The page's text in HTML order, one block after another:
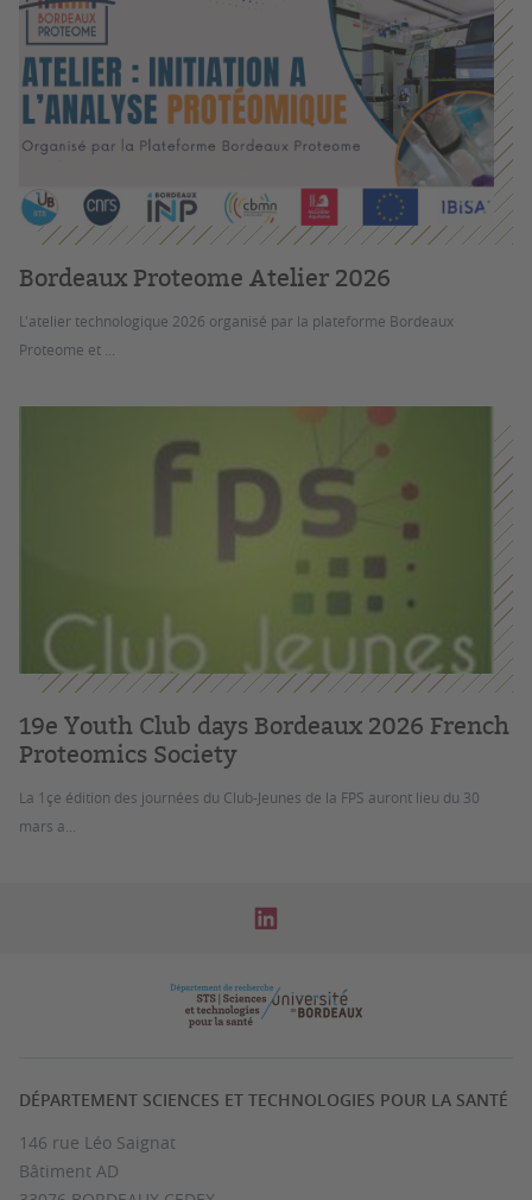
Bordeaux Proteome Atelier 2026
L'atelier technologique 2026 organisé par la plateforme Bordeaux
Proteome et ...
19e Youth Club days Bordeaux 2026 French
Proteomics Society
La 1çe édition des journées du Club-Jeunes de la FPS auront lieu du 30
mars a...
DÉPARTEMENT SCIENCES ET TECHNOLOGIES POUR LA SANTÉ
146 rue Léo Saignat
Bâtiment AD